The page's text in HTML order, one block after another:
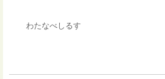
わたなべしるす